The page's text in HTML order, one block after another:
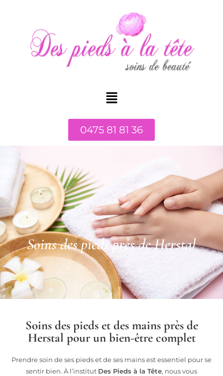
0475 81 81 36
Soins des pieds près de Herstal
Soins des pieds et des mains près de
Herstal pour un bien-être complet
Prendre soin de ses pieds et de ses mains est essentiel pour se
sentir bien. À l’institut Des Pieds à la Tête, nous vous